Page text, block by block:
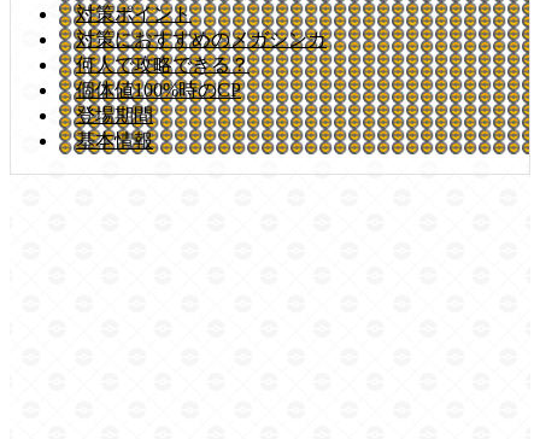
対策ポイント
対策におすすめのメガシンカ
何人で攻略できる？
個体値100%時のCP
登場期間
基本情報